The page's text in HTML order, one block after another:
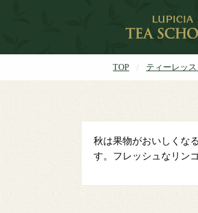
TOP ティーレッス
秋は果物がおいしくな
す。フレッシュなリン